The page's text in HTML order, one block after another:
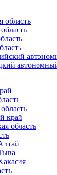
область
край
область